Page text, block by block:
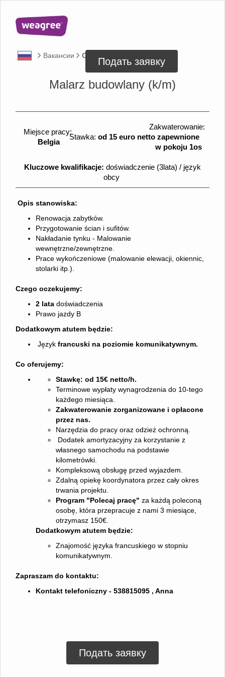
Вакансии Описание
Malarz budowlany (k/m)
Miejsce pracy:
Belgia
Stawka: od 15 euro netto
Zakwaterowanie:
zapewnione
w pokoju 1os
Kluczowe kwalifikacje: doświadczenie (3lata) / język
obcy
Opis stanowiska:
Renowacja zabytków.
Przygotowanie ścian i sufitów.
Nakładanie tynku - Malowanie
wewnętrzne/zewnętrzne.
Prace wykończeniowe (malowanie elewacji, okiennic,
stolarki itp.).
Czego oczekujemy:
2 lata doświadczenia
Prawo jazdy B
Dodatkowym atutem będzie:
Język francuski na poziomie komunikatywnym.
Co oferujemy:
Stawkę: od 15€ netto/h.
Terminowe wypłaty wynagrodzenia do 10-tego
każdego miesiąca.
Zakwaterowanie zorganizowane i opłacone
przez nas.
Narzędzia do pracy oraz odzież ochronną.
Dodatek amortyzacyjny za korzystanie z
własnego samochodu na podstawie
kilometrówki.
Kompleksową obsługę przed wyjazdem.
Zdalną opiekę koordynatora przez cały okres
trwania projektu.
Program "Polecaj pracę" za każdą poleconą
osobę, która przepracuje z nami 3 miesiące,
otrzymasz 150€.
Dodatkowym atutem będzie:
Znajomość języka francuskiego w stopniu
komunikatywnym.
Zapraszam do kontaktu:
Kontakt telefoniczny - 538815095 , Anna
Подать заявку
Подать заявку